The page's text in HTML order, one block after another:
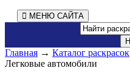
МЕНЮ САЙТА
Главная → Каталог раскрасок
Легковые автомобили